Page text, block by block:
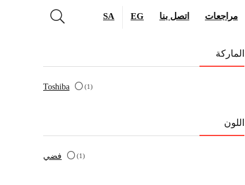
مراجعات اتصل بنا EG
SA
الماركة
Toshiba (1)
اللون
فضي (1)